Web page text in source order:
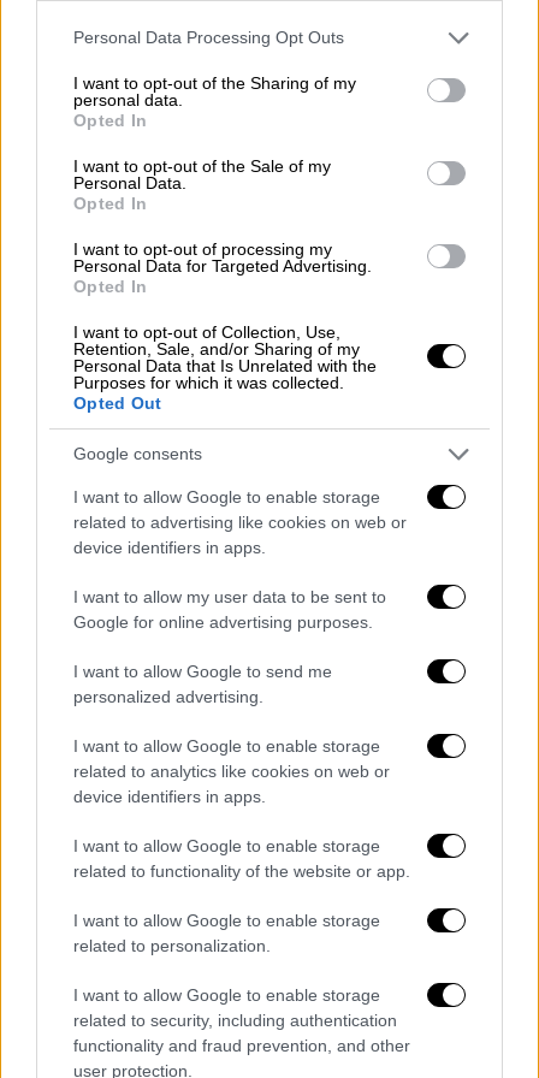
Please note that this website/app uses one or more Google
not limited to your visit or usage behaviour. You may click to
grant or deny consent to Google and its third-party tags to
use your data for below specified purposes in below Google
consent section.
Personal Data Processing Opt Outs
I want to opt-out of the Sharing of my
personal data.
Opted In
I want to opt-out of the Sale of my
Personal Data.
Opted In
I want to opt-out of processing my
Personal Data for Targeted Advertising.
Opted In
I want to opt-out of Collection, Use,
Retention, Sale, and/or Sharing of my
Personal Data that Is Unrelated with the
Purposes for which it was collected.
Opted Out
Google consents
I want to allow Google to enable storage
related to advertising like cookies on web or
device identifiers in apps.
I want to allow my user data to be sent to
Google for online advertising purposes.
I want to allow Google to send me
personalized advertising.
I want to allow Google to enable storage
related to analytics like cookies on web or
device identifiers in apps.
I want to allow Google to enable storage
related to functionality of the website or app.
I want to allow Google to enable storage
related to personalization.
I want to allow Google to enable storage
related to security, including authentication
functionality and fraud prevention, and other
user protection.
Ανήλικοι με πατίνι παρέσυραν και
τραυμάτισαν πεζή γυναίκα στην
Καλαμάτα
video
Συνολικά ερευνήθηκαν -113- χώροι σε
Βουλγαρία, Ελλάδα, Ουγγαρία, Πολωνία,
Ρουμανία και Μολδαβία, κατά τις οποίες
συνελήφθησαν τα βασικά μέλη της ομάδας
Πώς δρούσε το κύκλωμα
Πιο αναλυτικά, όπως διαπιστώθηκε, η
δομημένη και λειτούργησε από το έτος 2019,
ενώ παράλληλα προέκυψε ότι τα μέλη της
είχαν ιδρύσει εταιρείες μέσω των οποίων
είχαν εμπορευτεί πάνω από -400-
συμπληρώματα που δεν είχαν τη σχετική
άδεια κυκλοφορίας.
Η διάθεση τωνπαράνομων προϊόντων